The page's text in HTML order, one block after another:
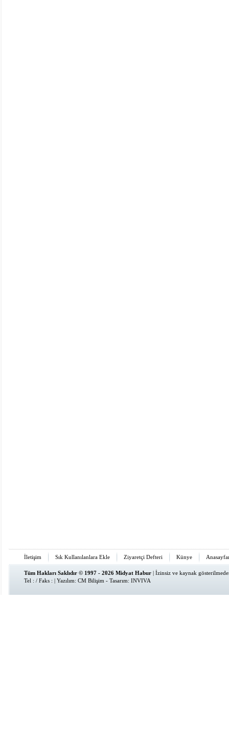
İletişim Sık Kullanılanlara Ekle Ziyaretçi Defteri Künye
Tüm Hakları Saklıdır © 1997 - 2026 Midyat Habur | İzinsiz ve kaynak
Tel : / Faks : | Yazılım: CM Bilişim - Tasarım: INVIVA